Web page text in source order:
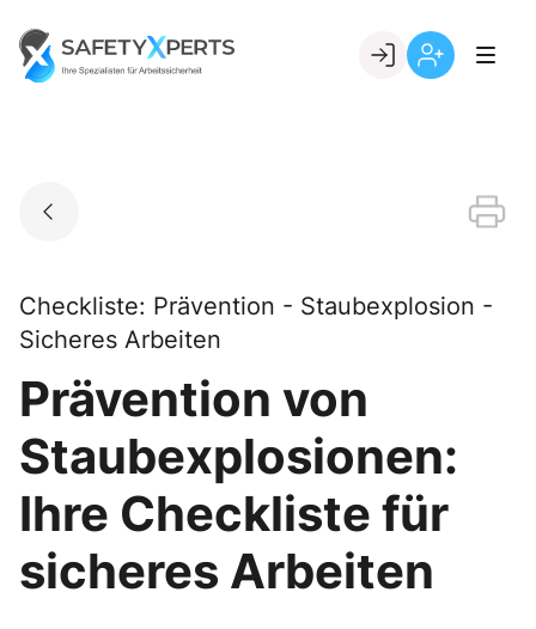
content
Go to landing page.
Checkliste: Prävention - Staubexplosion -
Sicheres Arbeiten
Prävention von
Staubexplosionen:
Ihre Checkliste für
sicheres Arbeiten